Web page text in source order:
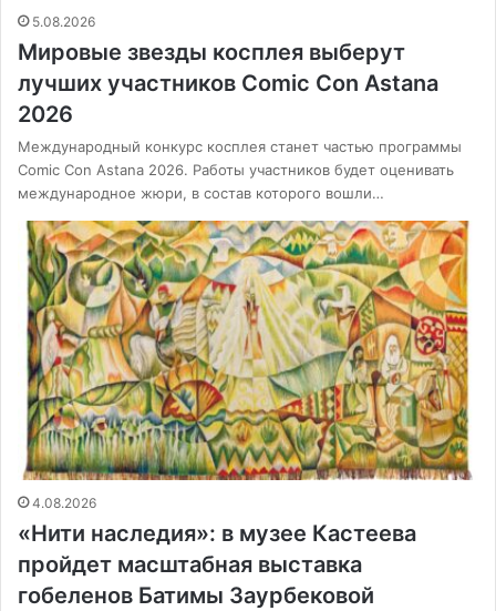
5.08.2026
Мировые звезды косплея выберут
лучших участников Comic Con Astana
2026
Международный конкурс косплея станет частью программы
Comic Con Astana 2026. Работы участников будет оценивать
международное жюри, в состав которого вошли…
4.08.2026
«Нити наследия»: в музее Кастеева
пройдет масштабная выставка
гобеленов Батимы Заурбековой